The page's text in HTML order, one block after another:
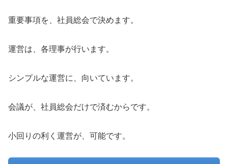
重要事項を、社員総会で決めます。
運営は、各理事が行います。
シンプルな運営に、向いています。
会議が、社員総会だけで済むからです。
小回りの利く運営が、可能です。